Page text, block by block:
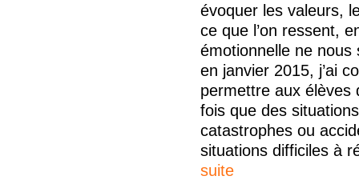
évoquer les valeurs,
ce que l’on ressent,
émotionnelle ne
en janvier 2015, j’ai
permettre aux élèves
fois que des
catastrophes ou
situations difficiles à
suite